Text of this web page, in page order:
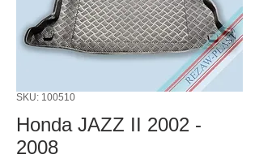
SKU: 100510
Honda JAZZ II 2002 -
2008